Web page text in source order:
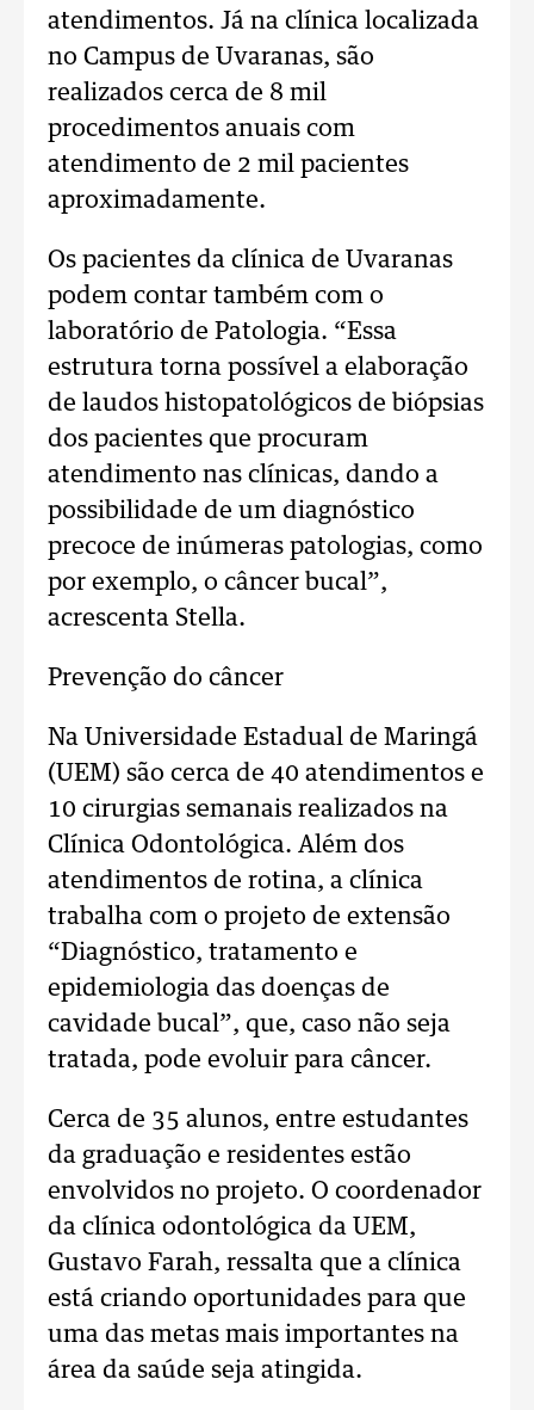
atendimentos. Já na clínica localizada
no Campus de Uvaranas, são
realizados cerca de 8 mil
procedimentos anuais com
atendimento de 2 mil pacientes
aproximadamente.
Os pacientes da clínica de Uvaranas
podem contar também com o
laboratório de Patologia. “Essa
estrutura torna possível a elaboração
de laudos histopatológicos de biópsias
dos pacientes que procuram
atendimento nas clínicas, dando a
possibilidade de um diagnóstico
precoce de inúmeras patologias, como
por exemplo, o câncer bucal”,
acrescenta Stella.
Prevenção do câncer
Na Universidade Estadual de Maringá
(UEM) são cerca de 40 atendimentos e
10 cirurgias semanais realizados na
Clínica Odontológica. Além dos
atendimentos de rotina, a clínica
trabalha com o projeto de extensão
“Diagnóstico, tratamento e
epidemiologia das doenças de
cavidade bucal”, que, caso não seja
tratada, pode evoluir para câncer.
Cerca de 35 alunos, entre estudantes
da graduação e residentes estão
envolvidos no projeto. O coordenador
da clínica odontológica da UEM,
Gustavo Farah, ressalta que a clínica
está criando oportunidades para que
uma das metas mais importantes na
área da saúde seja atingida.